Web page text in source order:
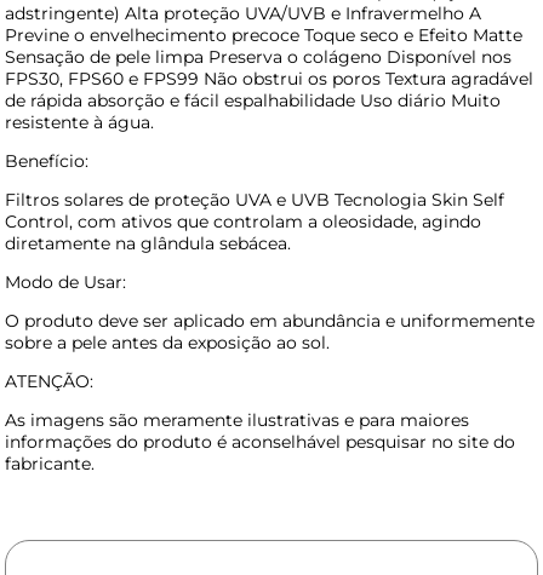
adstringente) Alta proteção UVA/UVB e Infravermelho A
Previne o envelhecimento precoce Toque seco e Efeito Matte
Sensação de pele limpa Preserva o colágeno Disponível nos
FPS30, FPS60 e FPS99 Não obstrui os poros Textura agradável
de rápida absorção e fácil espalhabilidade Uso diário Muito
resistente à água.
Benefício:
Filtros solares de proteção UVA e UVB Tecnologia Skin Self
Control, com ativos que controlam a oleosidade, agindo
diretamente na glândula sebácea.
Modo de Usar:
O produto deve ser aplicado em abundância e uniformemente
sobre a pele antes da exposição ao sol.
ATENÇÃO:
As imagens são meramente ilustrativas e para maiores
informações do produto é aconselhável pesquisar no site do
fabricante.